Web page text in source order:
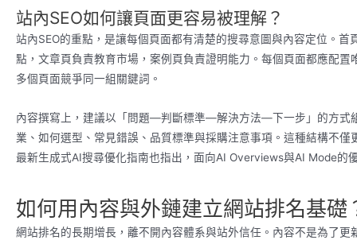
站內SEO如何讓頁面更容易被理解？
站內SEO的重點，是讓每個頁面都有清楚的搜尋意圖與內容定位。
點，文章頁負責教育市場，案例頁負責證明能力。每個頁面都應配
多個頁面競爭同一組關鍵詞。
內容撰寫上，建議以「問題—判斷標準—解決方法—下一步」的方式
業、如何選型、常見錯誤、品質標準與採購注意事項。這種結構不
最新生成式AI搜尋優化指南也指出，面向AI Overviews與AI Mode的
如何用內容與外鏈建立網站排名基礎
網站排名的長期增長，離不開內容體系與站外信任。內容不是為了